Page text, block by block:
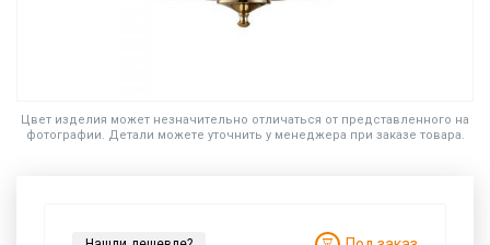
Цвет изделия может незначительно отличаться от представленного на
фотографии. Детали можете уточнить у менеджера при заказе товара.